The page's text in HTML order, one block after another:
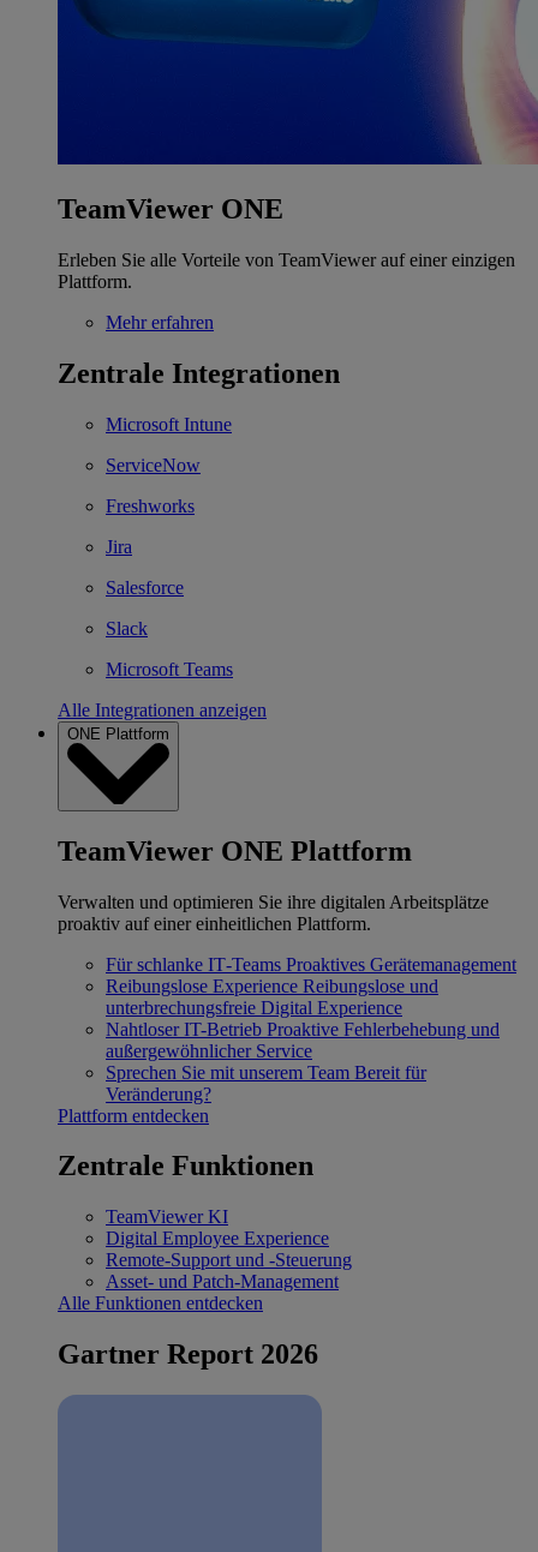
TeamViewer ONE
Erleben Sie alle Vorteile von TeamViewer auf einer einzigen
Plattform.
Mehr erfahren
Zentrale Integrationen
Microsoft Intune
ServiceNow
Freshworks
Jira
Salesforce
Slack
Microsoft Teams
Alle Integrationen anzeigen
ONE Plattform
TeamViewer ONE Plattform
Verwalten und optimieren Sie ihre digitalen Arbeitsplätze
proaktiv auf einer einheitlichen Plattform.
Für schlanke IT‐Teams Proaktives Gerätemanagement
Reibungslose Experience Reibungslose und
unterbrechungsfreie Digital Experience
Nahtloser IT-Betrieb Proaktive Fehlerbehebung und
außergewöhnlicher Service
Sprechen Sie mit unserem Team Bereit für
Veränderung?
Plattform entdecken
Zentrale Funktionen
TeamViewer KI
Digital Employee Experience
Remote-Support und -Steuerung
Asset- und Patch-Management
Alle Funktionen entdecken
Gartner Report 2026